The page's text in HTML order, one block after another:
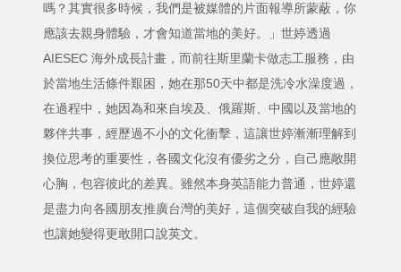
嗎？其實很多時候，我們是被媒體的片面報導所蒙蔽，你
應該去親身體驗，才會知道當地的美好。」世婷透過
AIESEC 海外成長計畫，而前往斯里蘭卡做志工服務，由
於當地生活條件艱困，她在那50天中都是洗冷水澡度過，
在過程中，她因為和來自埃及、俄羅斯、中國以及當地的
夥伴共事，經歷過不小的文化衝擊，這讓世婷漸漸理解到
換位思考的重要性，各國文化沒有優劣之分，自己應敞開
心胸，包容彼此的差異。雖然本身英語能力普通，世婷還
是盡力向各國朋友推廣台灣的美好，這個突破自我的經驗
也讓她變得更敢開口說英文。